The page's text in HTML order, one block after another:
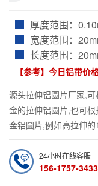
厚度范围：
宽度范围：
长度范围：
【参考】今日铝带价
源头拉伸铝圆片厂家,
金的拉伸铝圆片,也可
金铝圆片,例如高拉伸的
24小时在线客服
156-1757-3433